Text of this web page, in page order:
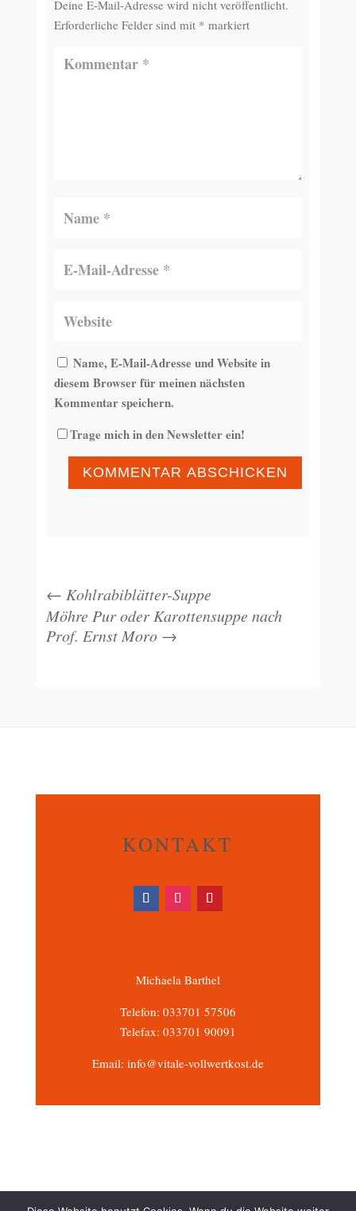
Deine E-Mail-Adresse wird nicht veröffentlicht.
Erforderliche Felder sind mit * markiert
Name, E-Mail-Adresse und Website in
diesem Browser für meinen nächsten
Kommentar speichern.
Trage mich in den Newsletter ein!
KOMMENTAR ABSCHICKEN
← Kohlrabiblätter-Suppe
Möhre Pur oder Karottensuppe nach
Prof. Ernst Moro →
KONTAKT
Michaela Barthel
Telefon: 033701 57506
Telefax: 033701 90091
Email: info@vitale-vollwertkost.de